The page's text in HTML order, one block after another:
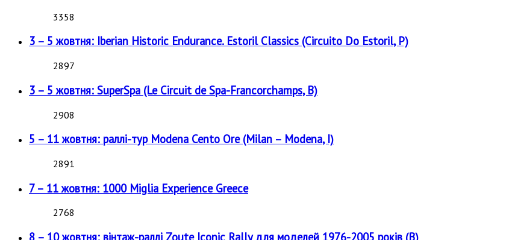
3358
3 – 5 жовтня: Iberian Historic Endurance. Estoril Classics (Circuito Do Estoril, P)
2897
3 – 5 жовтня: SuperSpa (Le Circuit de Spa-Francorchamps, B)
2908
5 – 11 жовтня: раллі-тур Modena Cento Ore (Milan – Modena, I)
2891
7 – 11 жовтня: 1000 Miglia Experience Greece
2768
8 – 10 жовтня: вінтаж-раллі Zoute Iconic Rally для моделей 1976-2005 років (B)